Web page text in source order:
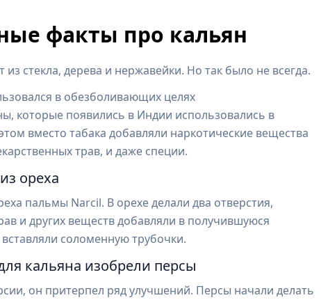
факты про кальян
стекла, дерева и нержавейки. Но так было не всегда.
в обезболивающих целях
которые появились в Индии использовались в
вместо табака добавляли наркотические вещества
трав, и даже специи.
ореха
пальмы Narcil. В орехе делали два отверстия,
и других веществ добавляли в получившуюся
соломенную трубочки.
кальяна изобрели персы
он притерпел ряд улучшений. Персы начали делать